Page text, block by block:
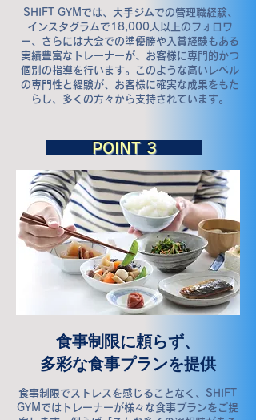
SHIFT GYMでは、大手ジムでの管理職経験、
インスタグラムで18,000人以上のフォロワ
ー、さらには大会での準優勝や入賞経験もある
実績豊富なトレーナーが、お客様に専門的かつ
個別の指導を行います。このような高いレベル
の専門性と経験が、お客様に確実な成果をもた
らし、多くの方々から支持されています。
​POINT 3
食事制限に頼らず、
多彩な食事プランを提供
食事制限でストレスを感じることなく、SHIFT
GYMではトレーナーが様々な食事プランをご提